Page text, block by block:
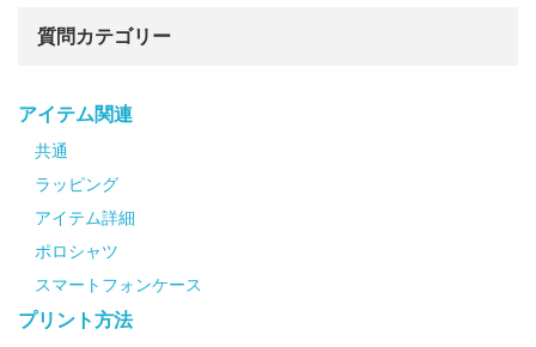
質問カテゴリー
アイテム関連
共通
ラッピング
アイテム詳細
ポロシャツ
スマートフォンケース
プリント方法